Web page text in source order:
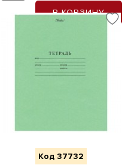
В КОРЗИНУ
Код 37732